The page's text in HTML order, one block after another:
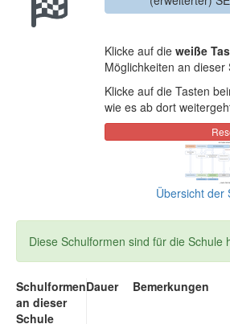
Klicke auf die weiße
Möglichkeiten an dieser
Klicke auf die Tasten
wie es ab dort
Übersicht der
Diese Schulformen sind für die Schule
Schulformen
an dieser
Schule
Dauer Bemerkungen